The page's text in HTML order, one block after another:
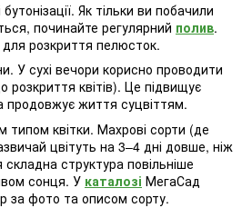
Як тільки ви побачили
починайте регулярний полив.
розкриття пелюсток.
У сухі вечори корисно проводити
квітів). Це підвищує
продовжує життя суцвіттям.
типом квітки. Махрові сорти (де
цвітуть на 3–4 дні довше, ніж
структура повільніше
сонця. У каталозі МегаСад
за фото та описом сорту.